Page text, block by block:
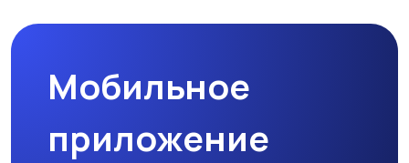
Мобильное
приложение